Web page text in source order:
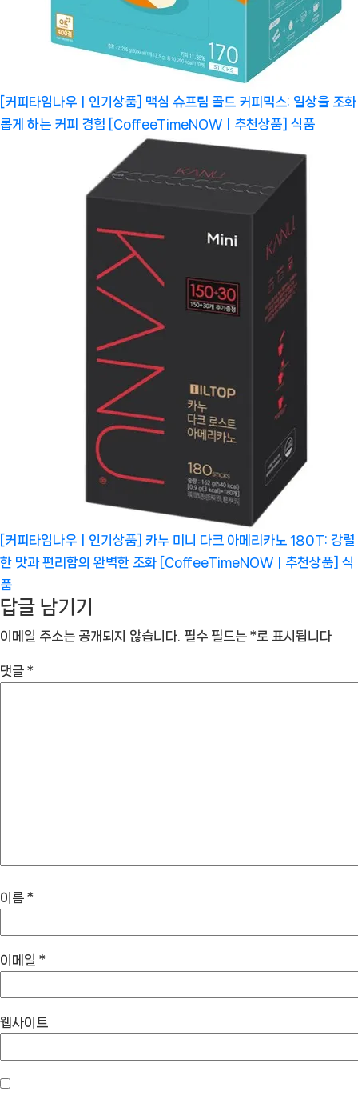
[커피타임나우ㅣ인기상품] 맥심 슈프림 골드 커피믹스: 일상을 조화
롭게 하는 커피 경험 [CoffeeTimeNOWㅣ추천상품]
식품
[커피타임나우ㅣ인기상품] 카누 미니 다크 아메리카노 180T: 강렬
한 맛과 편리함의 완벽한 조화 [CoffeeTimeNOWㅣ추천상품]
식
품
답글 남기기
이메일 주소는 공개되지 않습니다. 필수 필드는 *로 표시됩니다
댓글 *
이름 *
이메일 *
웹사이트